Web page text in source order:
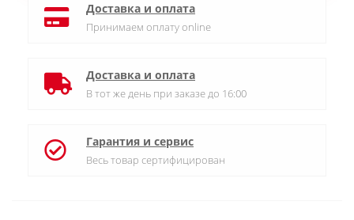
Доставка и оплата
Принимаем оплату online
Доставка и оплата
В тот же день при заказе до 16:00
Гарантия и сервис
Весь товар сертифицирован